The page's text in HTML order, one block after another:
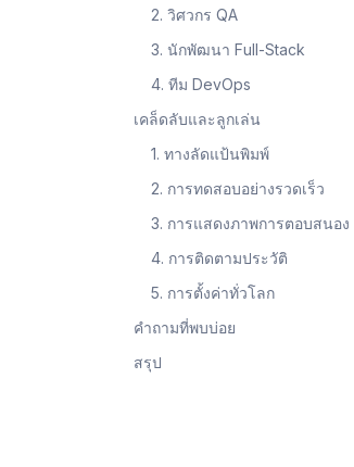
2. วิศวกร QA
3. นักพัฒนา Full-Stack
4. ทีม DevOps
เคล็ดลับและลูกเล่น
1. ทางลัดแป้นพิมพ์
2. การทดสอบอย่างรวดเร็ว
3. การแสดงภาพการตอบสนอง
4. การติดตามประวัติ
5. การตั้งค่าทั่วโลก
คำถามที่พบบ่อย
สรุป